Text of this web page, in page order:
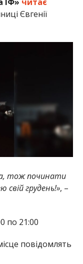
Євгенії
тож починати
свій грудень!», –
по 21:00
повідомлять